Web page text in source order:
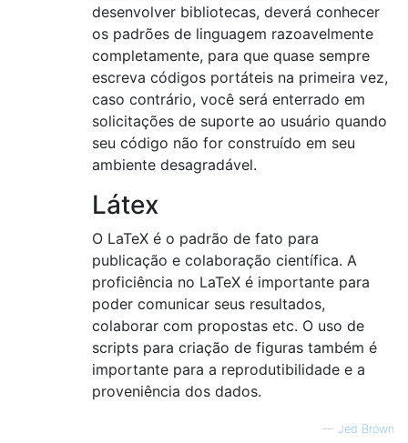
desenvolver bibliotecas, deverá conhecer
os padrões de linguagem razoavelmente
completamente, para que quase sempre
escreva códigos portáteis na primeira vez,
caso contrário, você será enterrado em
solicitações de suporte ao usuário quando
seu código não for construído em seu
ambiente desagradável.
Látex
O LaTeX é o padrão de fato para
publicação e colaboração científica. A
proficiência no LaTeX é importante para
poder comunicar seus resultados,
colaborar com propostas etc. O uso de
scripts para criação de figuras também é
importante para a reprodutibilidade e a
proveniência dos dados.
— Jed Brown